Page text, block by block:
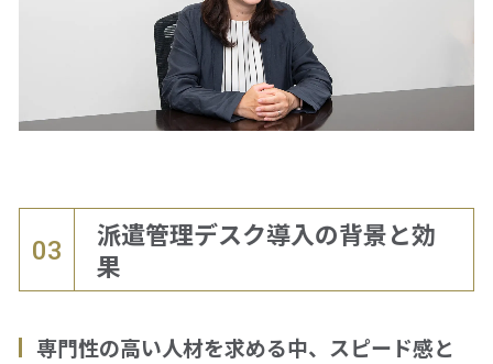
03
派遣管理デスク導入の背景と効
果
専門性の高い人材を求める中、スピード感と